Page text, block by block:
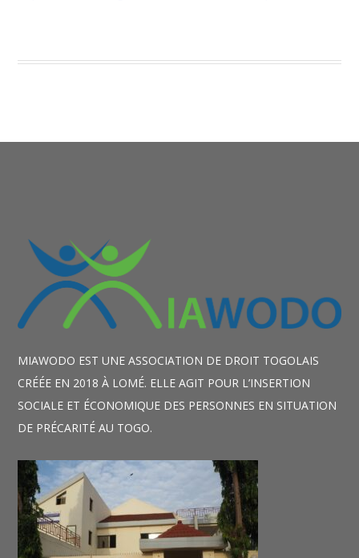
MIAWODO EST UNE ASSOCIATION DE DROIT TOGOLAIS
CRÉÉE EN 2018 À LOMÉ. ELLE AGIT POUR L’INSERTION
SOCIALE ET ÉCONOMIQUE DES PERSONNES EN SITUATION
DE PRÉCARITÉ AU TOGO.